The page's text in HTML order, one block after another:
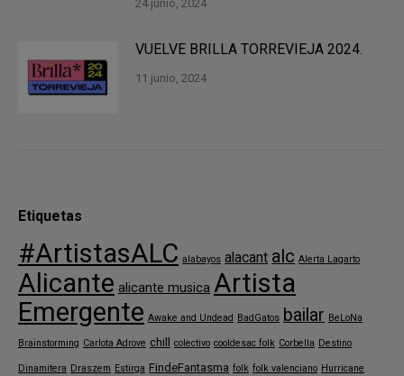
24 junio, 2024
VUELVE BRILLA TORREVIEJA 2024.
11 junio, 2024
Etiquetas
#ArtistasALC alabayos alacant alc Alerta Lagarto
Alicante alicante musica Artista
Emergente Awake and Undead BadGatos bailar BeLoNa
Brainstorming Carlota Adrove chill colectivo cooldesac folk Corbella Destino
Dinamitera Draszem Estirga FindeFantasma folk folk valenciano Hurricane